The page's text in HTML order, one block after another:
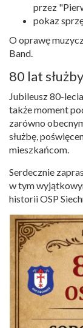
przez
pokaz
O oprawę
Band.
80 lat
Jubileusz 80-
także moment
zarówno
służbę,
mieszkańcom.
Serdecznie
w tym
historii OSP